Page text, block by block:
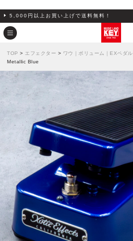
5,000円以上お買い上げで送料無料！
TOP > エフェクター > ワウ｜ボリューム｜EXペダル
Metallic Blue